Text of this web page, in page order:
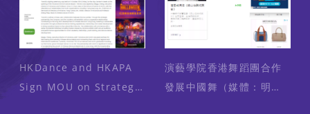
HKDance and HKAPA
Sign MOU on Strategic
演藝學院香港舞蹈團合作
發展中國舞（媒體：明